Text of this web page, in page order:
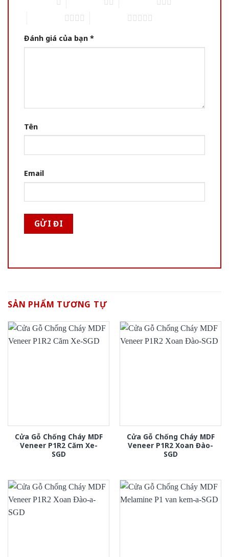
Đánh giá của bạn *
Tên
Email
SẢN PHẨM TƯƠNG TỰ
Cửa Gỗ Chống Cháy MDF
Veneer P1R2 Căm Xe-
SGD
Cửa Gỗ Chống Cháy MDF
Veneer P1R2 Xoan Đào-
SGD